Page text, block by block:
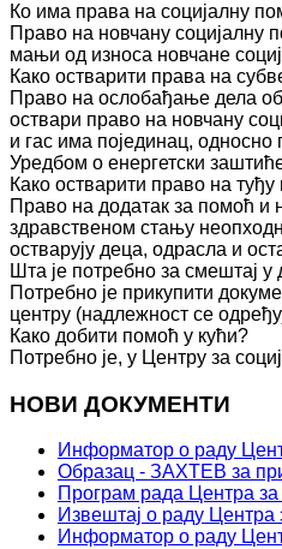
Ко има права на социјалну
Право на новчану социјалну
мањи од износа новчане
Како остварити права на
Право на ослобађање дела
оствари право на новчану
и гас има појединац,
Уредбом о енергетски
Како остварити право на
Право на додатак за помоћ и
здравственом стању
остварују деца, одрасла и
Шта је потребно за смештај у
Потребно је прикупити
центру (надлежност се
Како добити помоћ у кући?
Потребно је, у Центру за
НОВИ ДОКУМЕНТИ
Информатор о раду
Образац - ЗАХТЕВ за
Програм рада Центра
Извештај о раду Центра
Информатор о раду